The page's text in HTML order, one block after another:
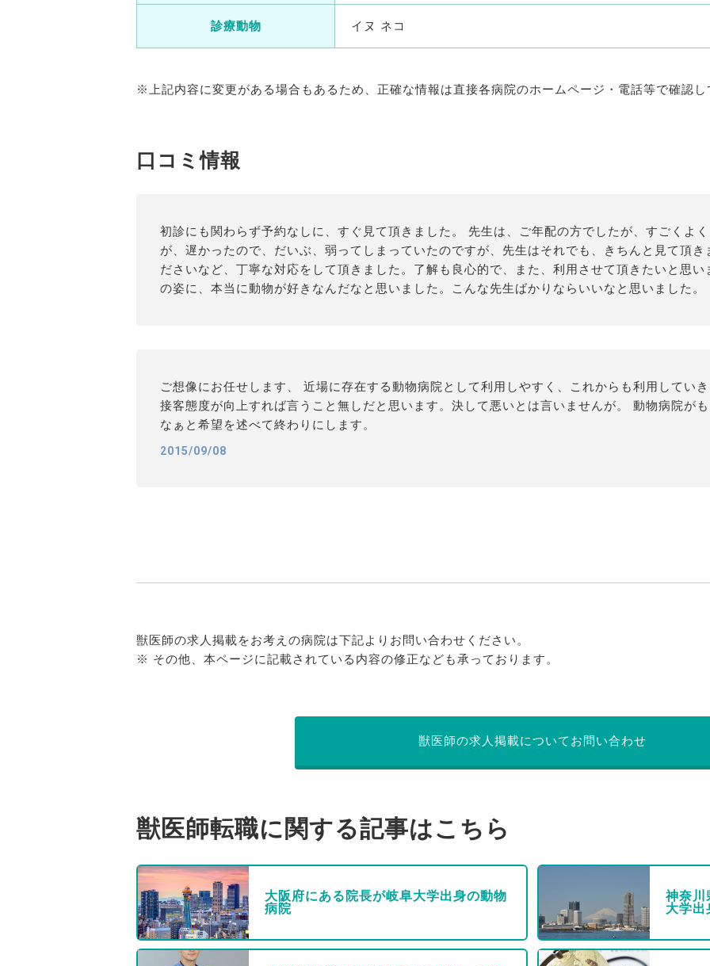
診療動物 イヌ ネコ
※上記内容に変更がある場合もあるため、正確な情報は直接各病院のホームページ・電話等で確認
口コミ情報
初診にも関わらず予約なしに、すぐ見て頂きました。 先生は、ご年配の方でしたが、すごくよ
が、遅かったので、だいぶ、弱ってしまっていたのですが、先生はそれでも、きちんと見て頂
ださいなど、丁寧な対応をして頂きました。了解も良心的で、また、利用させて頂きたいと思
の姿に、本当に動物が好きなんだなと思いました。こんな先生ばかりならいいなと思いました。
ご想像にお任せします、 近場に存在する動物病院として利用しやすく、これからも利用してい
接客態度が向上すれば言うこと無しだと思います。決して悪いとは言いませんが。 動物病院が
なぁと希望を述べて終わりにします。
2015/09/08
獣医師の求人掲載をお考えの病院は下記よりお問い合わせください。
※ その他、本ページに記載されている内容の修正なども承っております。
獣医師の求人掲載についてお問い合わせ
獣医師転職に関する記事はこちら
大阪府にある院長が岐阜大学出身の動物
病院
神奈川
大学出